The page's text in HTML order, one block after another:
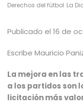
Derechos del fútbol La
Publicado el 16 de
Escribe Mauricio
La mejora en las
a los partidos son
licitación más